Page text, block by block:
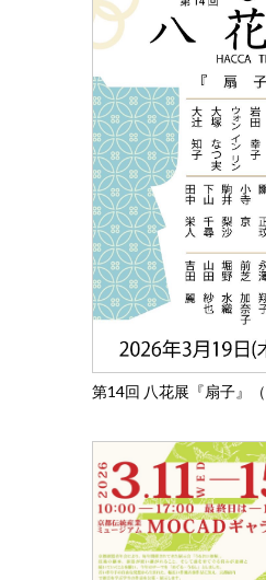
第14回 八花展『扇子』（